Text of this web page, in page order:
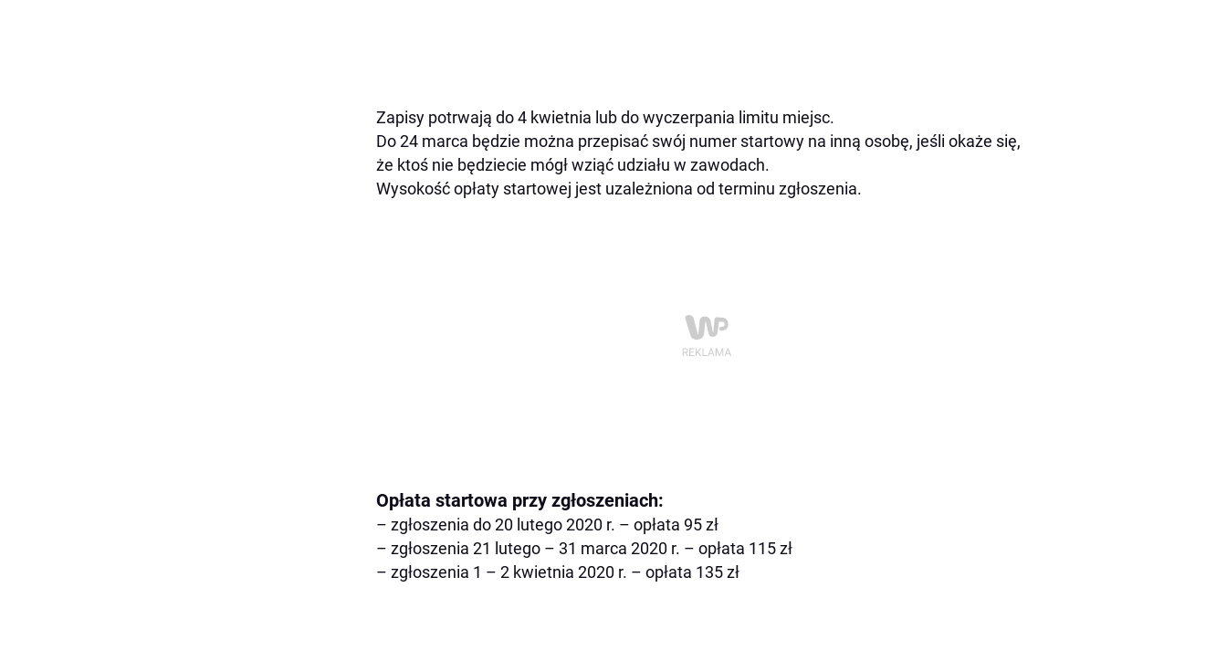
Zapisy potrwają do 4 kwietnia lub do wyczerpania limitu miejsc.
Do 24 marca będzie można przepisać swój numer startowy na inną osobę, jeśli okaże się,
że ktoś nie będziecie mógł wziąć udziału w zawodach.
Wysokość opłaty startowej jest uzależniona od terminu zgłoszenia.
Opłata startowa przy zgłoszeniach:
– zgłoszenia do 20 lutego 2020 r. – opłata 95 zł
– zgłoszenia 21 lutego – 31 marca 2020 r. – opłata 115 zł
– zgłoszenia 1 – 2 kwietnia 2020 r. – opłata 135 zł